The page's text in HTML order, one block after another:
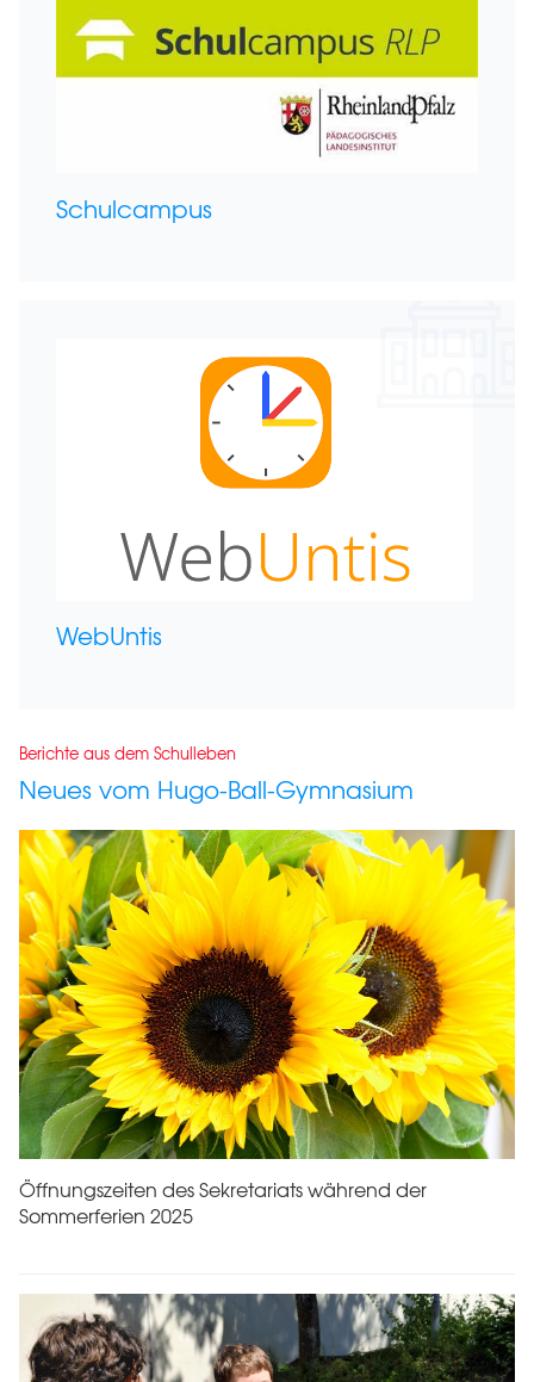
Schulcampus
WebUntis
Berichte aus dem Schulleben
Neues vom Hugo-Ball-Gymnasium
Öffnungszeiten des Sekretariats während der
Sommerferien 2025